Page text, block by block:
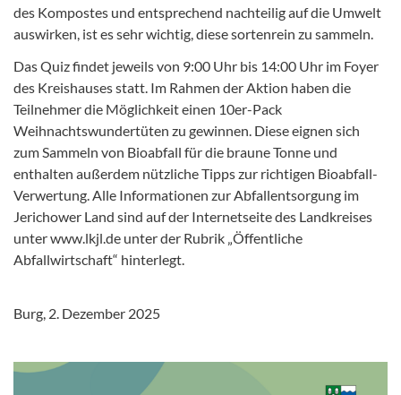
des Kompostes und entsprechend nachteilig auf die Umwelt
auswirken, ist es sehr wichtig, diese sortenrein zu sammeln.
Das Quiz findet jeweils von 9:00 Uhr bis 14:00 Uhr im Foyer
des Kreishauses statt. Im Rahmen der Aktion haben die
Teilnehmer die Möglichkeit einen 10er-Pack
Weihnachtswundertüten zu gewinnen. Diese eignen sich
zum Sammeln von Bioabfall für die braune Tonne und
enthalten außerdem nützliche Tipps zur richtigen Bioabfall-
Verwertung. Alle Informationen zur Abfallentsorgung im
Jerichower Land sind auf der Internetseite des Landkreises
unter www.lkjl.de unter der Rubrik „Öffentliche
Abfallwirtschaft“ hinterlegt.
Burg, 2. Dezember 2025